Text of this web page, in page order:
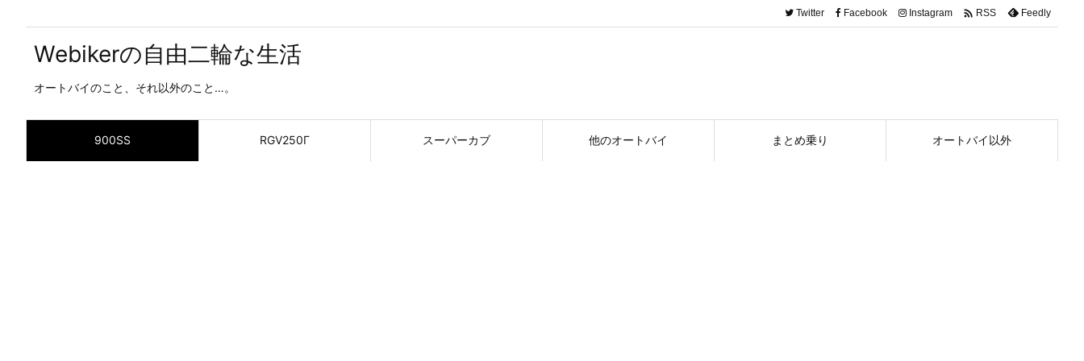
Webikerの自由二輪な生活
オートバイのこと、それ以外のこと…。
900SS RGV250Γ スーパーカブ 他のオートバイ まとめ乗り オートバイ以外
Twitter Facebook Instagram  RSS Feedly